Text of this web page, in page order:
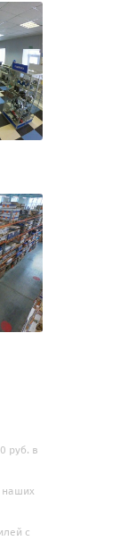
руб. в
наших
с